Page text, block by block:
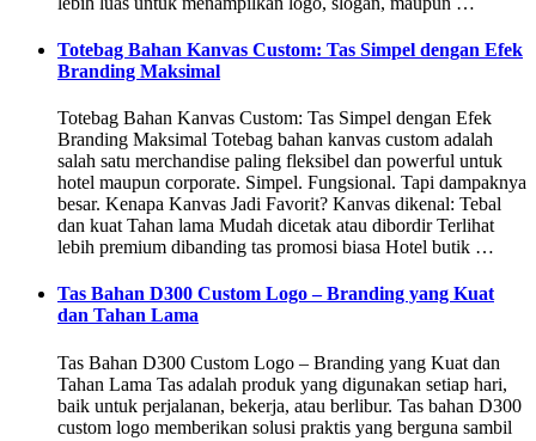
Totebag Bahan Kanvas Custom: Tas Simpel dengan Efek
Branding Maksimal
Totebag Bahan Kanvas Custom: Tas Simpel dengan Efek
Branding Maksimal Totebag bahan kanvas custom adalah
salah satu merchandise paling fleksibel dan powerful untuk
hotel maupun corporate. Simpel. Fungsional. Tapi dampaknya
besar. Kenapa Kanvas Jadi Favorit? Kanvas dikenal: Tebal
dan kuat Tahan lama Mudah dicetak atau dibordir Terlihat
lebih premium dibanding tas promosi biasa Hotel butik …
Tas Bahan D300 Custom Logo – Branding yang Kuat
dan Tahan Lama
Tas Bahan D300 Custom Logo – Branding yang Kuat dan
Tahan Lama Tas adalah produk yang digunakan setiap hari,
baik untuk perjalanan, bekerja, atau berlibur. Tas bahan D300
custom logo memberikan solusi praktis yang berguna sambil